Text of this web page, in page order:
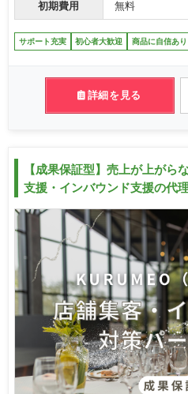
初期費用 無料
サポート充実 初心者大歓迎 商品に自信あり
詳細を見る
【成果保証型】売上が上がら
支援・インバウンド支援の代